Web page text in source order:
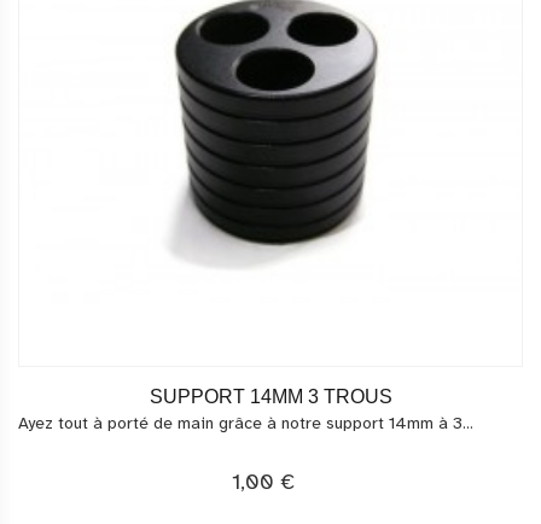
SUPPORT 14MM 3 TROUS
Ayez tout à porté de main grâce à notre support 14mm à 3...
1,00 €